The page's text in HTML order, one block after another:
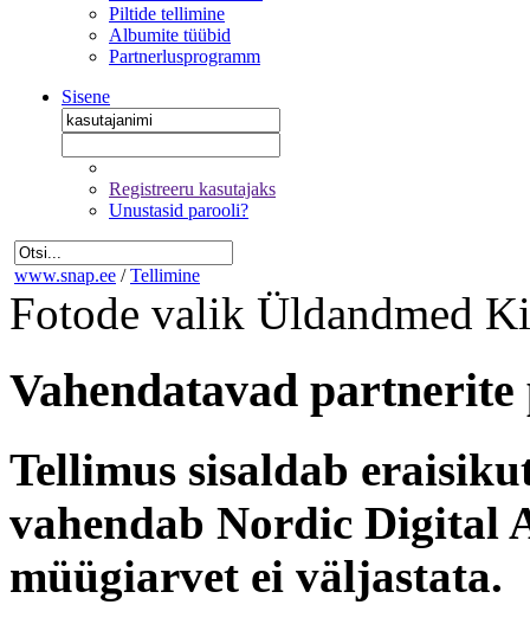
Piltide tellimine
Albumite tüübid
Partnerlusprogramm
Sisene
Registreeru kasutajaks
Unustasid parooli?
www.snap.ee / Tellimine
Fotode valik Üldandmed
Vahendatavad
Tellimus sisaldab
vahendab Nordic Digital
müügiarvet ei väljastata.